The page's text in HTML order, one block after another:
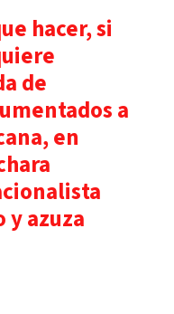
hacer, si
de
a
en
y azuza